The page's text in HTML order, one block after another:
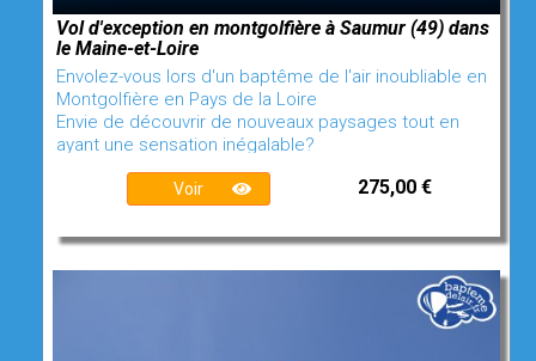
Vol d'exception en montgolfière à Saumur (49) dans
le Maine-et-Loire
Envolez-vous lors d'un baptême de l'air inoubliable en
Montgolfière en Pays de la Loire
Envie de découvrir de nouveaux paysages tout en
ayant une sensation inégalable?
Voir 275,00 €